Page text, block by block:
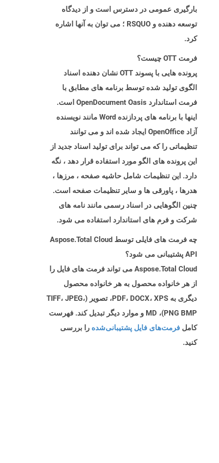
بارگیری عمومی در دسترس است و از دیدگاه
توسعه دهنده و RSQUO ؛ می توان به آنها اشاره
کرد.
فرمت OTT چیست؟
پرونده هایی با پسوند OTT نشان دهنده اسناد
الگوی تولید شده توسط برنامه های مطابق با
فرمت استاندارد OpenDocument Oasis است.
اینها با برنامه های پردازنده Word مانند نویسنده
آزاد OpenOffice ایجاد شده اند و می توانند
تنظیماتی را که می تواند برای تولید اسناد جدید از
این پرونده های الگو مورد استفاده قرار دهد ، نگه
دارد. این تنظیمات شامل حاشیه صفحه ، مرزها ،
هدرها ، پاورقی ها و سایر تنظیمات صفحه است.
چنین الگوهایی در اسناد رسمی مانند نامه های
شرکت و فرم های استاندارد استفاده می شود.
چه فرمت های فایلی توسط Aspose.Total Cloud
API پشتیبانی می شود؟
Aspose.Total Cloud می تواند فرمت های فایل را
از هر خانواده محصول به هر خانواده محصول
دیگری به PDF، DOCX، XPS، تصویر (TIFF، JPEG،
PNG BMP)، MD و موارد دیگر تبدیل کند. فهرست
کامل فرمت‌های فایل پشتیبانی‌شده را بررسی
کنید.